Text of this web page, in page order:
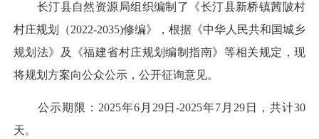
长汀县自然资源局组织编制了《长汀县新桥镇茜陂村
村庄规划（2022-2035)修编》，根据《中华人民共和国城乡
规划法》及《福建省村庄规划编制指南》等相关规定，现
将规划方案向公众公示，公开征询意见。
公示期限：2025年6月29日-2025年7月29日，共计30
天。